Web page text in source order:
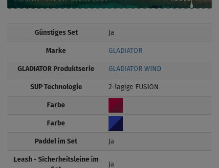
Günstiges Set Ja
Marke GLADIATOR
GLADIATOR Produktserie GLADIATOR WIND
SUP Technologie 2-lagige FUSION
Farbe
Farbe
Paddel im Set Ja
Leash - Sicherheitsleine im
Ja